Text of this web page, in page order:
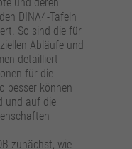
DINA4-Tafeln
So sind die für
Abläufe und
detailliert
für die
besser können
und auf die
zunächst, wie